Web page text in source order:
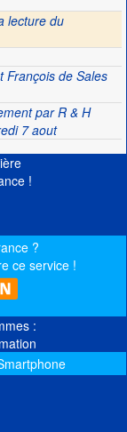
lecture du
de Sales
par R & H
7 aout
!
?
ce service !
: